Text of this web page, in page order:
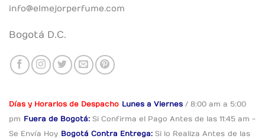
info@elmejorperfume.com
Bogotá D.C.
Días y Horarios de Despacho Lunes a Viernes / 8:00 am a 5:00
pm Fuera de Bogotá: Si Confirma el Pago Antes de las 11:45 am -
Se Envía Hoy Bogotá Contra Entrega: Si lo Realiza Antes de las